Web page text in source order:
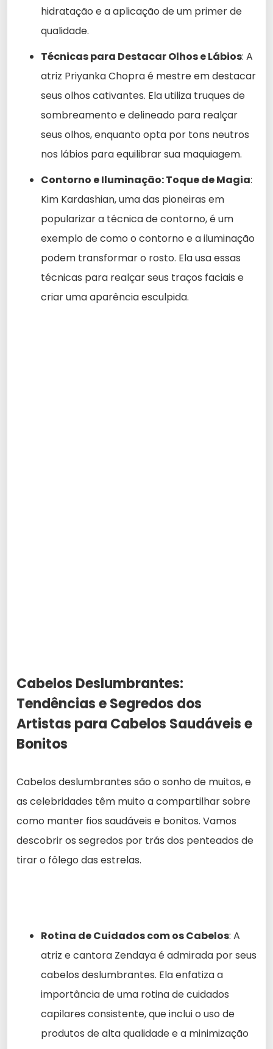
hidratação e a aplicação de um primer de
qualidade.
Técnicas para Destacar Olhos e Lábios: A
atriz Priyanka Chopra é mestre em destacar
seus olhos cativantes. Ela utiliza truques de
sombreamento e delineado para realçar
seus olhos, enquanto opta por tons neutros
nos lábios para equilibrar sua maquiagem.
Contorno e Iluminação: Toque de Magia:
Kim Kardashian, uma das pioneiras em
popularizar a técnica de contorno, é um
exemplo de como o contorno e a iluminação
podem transformar o rosto. Ela usa essas
técnicas para realçar seus traços faciais e
criar uma aparência esculpida.
Cabelos Deslumbrantes:
Tendências e Segredos dos
Artistas para Cabelos Saudáveis e
Bonitos
Cabelos deslumbrantes são o sonho de muitos, e
as celebridades têm muito a compartilhar sobre
como manter fios saudáveis e bonitos. Vamos
descobrir os segredos por trás dos penteados de
tirar o fôlego das estrelas.
Rotina de Cuidados com os Cabelos: A
atriz e cantora Zendaya é admirada por seus
cabelos deslumbrantes. Ela enfatiza a
importância de uma rotina de cuidados
capilares consistente, que inclui o uso de
produtos de alta qualidade e a minimização